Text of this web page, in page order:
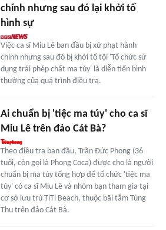
chính nhưng sau đó lại khởi tố
hình sự
Việc ca sĩ Miu Lê ban đầu bị xử phạt hành
chính nhưng sau đó bị khởi tố tội 'Tổ chức sử
dụng trái phép chất ma túy' là diễn tiến bình
thường của quá trình điều tra.
Ai chuẩn bị 'tiệc ma túy' cho ca sĩ
Miu Lê trên đảo Cát Bà?
Theo điều tra ban đầu, Trần Đức Phong (36
tuổi, còn gọi là Phong Coca) được cho là người
chuẩn bị ma túy tổng hợp để tổ chức 'tiệc ma
túy' có ca sĩ Miu Lê và nhóm bạn tham gia tại
cơ sở lưu trú TiTi Beach, thuộc bãi tắm Tùng
Thu trên đảo Cát Bà.